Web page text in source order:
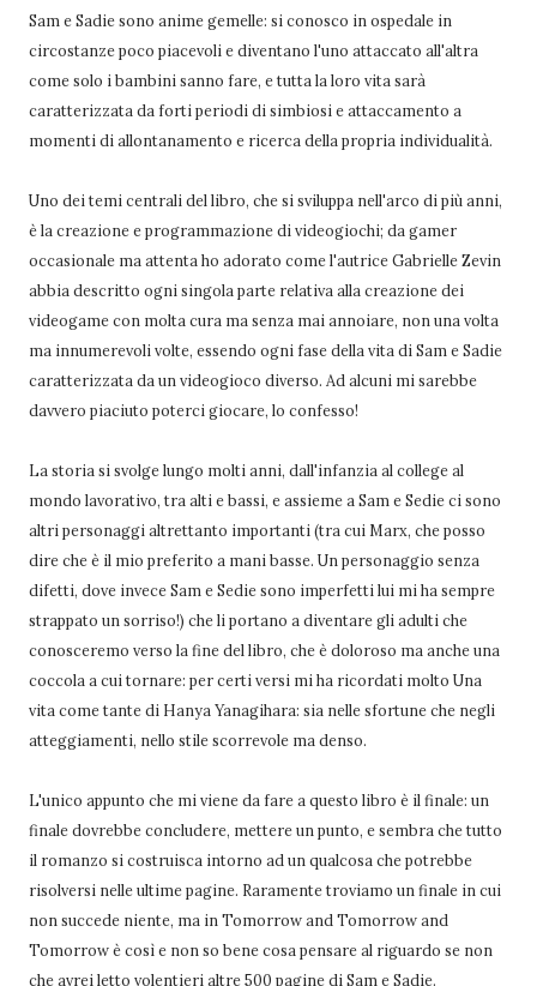
Sam e Sadie sono anime gemelle: si conosco in ospedale in
circostanze poco piacevoli e diventano l'uno attaccato all'altra
come solo i bambini sanno fare, e tutta la loro vita sarà
caratterizzata da forti periodi di simbiosi e attaccamento a
momenti di allontanamento e ricerca della propria individualità.
Uno dei temi centrali del libro, che si sviluppa nell'arco di più anni,
è la creazione e programmazione di videogiochi; da gamer
occasionale ma attenta ho adorato come l'autrice Gabrielle Zevin
abbia descritto ogni singola parte relativa alla creazione dei
videogame con molta cura ma senza mai annoiare, non una volta
ma innumerevoli volte, essendo ogni fase della vita di Sam e Sadie
caratterizzata da un videogioco diverso. Ad alcuni mi sarebbe
davvero piaciuto poterci giocare, lo confesso!
La storia si svolge lungo molti anni, dall'infanzia al college al
mondo lavorativo, tra alti e bassi, e assieme a Sam e Sedie ci sono
altri personaggi altrettanto importanti (tra cui Marx, che posso
dire che è il mio preferito a mani basse. Un personaggio senza
difetti, dove invece Sam e Sedie sono imperfetti lui mi ha sempre
strappato un sorriso!) che li portano a diventare gli adulti che
conosceremo verso la fine del libro, che è doloroso ma anche una
coccola a cui tornare: per certi versi mi ha ricordati molto Una
vita come tante di Hanya Yanagihara: sia nelle sfortune che negli
atteggiamenti, nello stile scorrevole ma denso.
L'unico appunto che mi viene da fare a questo libro è il finale: un
finale dovrebbe concludere, mettere un punto, e sembra che tutto
il romanzo si costruisca intorno ad un qualcosa che potrebbe
risolversi nelle ultime pagine. Raramente troviamo un finale in cui
non succede niente, ma in Tomorrow and Tomorrow and
Tomorrow è così e non so bene cosa pensare al riguardo se non
che avrei letto volentieri altre 500 pagine di Sam e Sadie.